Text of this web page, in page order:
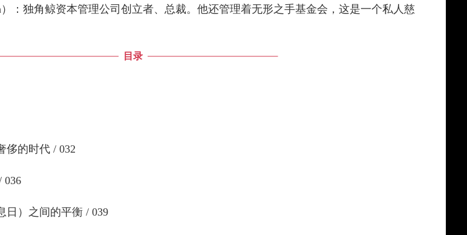
）：独角鲸资本管理公司创立者、总裁。他还管理着无形之手基金会，这是一个私人慈
目录
侈的时代 / 032
036
日）之间的平衡 / 039